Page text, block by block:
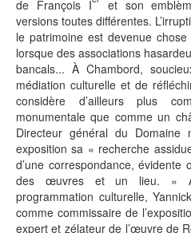
de François I
et son
versions toutes différentes.
le patrimoine est devenue
lorsque des associations
bancals... À Chambord,
médiation culturelle et de
considère d’ailleurs plus
monumentale que comme un
Directeur général du Domaine
exposition sa « recherche
d’une correspondance,
des œuvres et un lieu. »
programmation culturelle,
comme commissaire de
expert et zélateur de l’œuvre de